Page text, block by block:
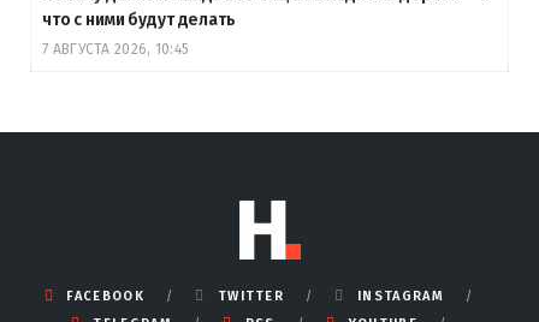
что с ними будут делать
7 АВГУСТА 2026, 10:45
FACEBOOK TWITTER
INSTAGRAM